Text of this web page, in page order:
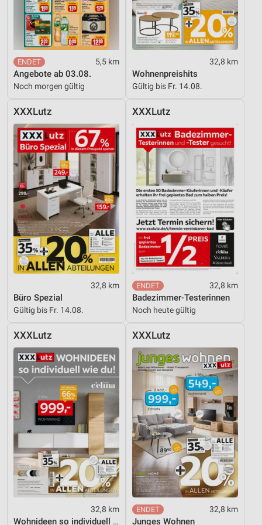
5,5 km
Angebote ab 03.08.
Noch morgen gültig
32,8 km
Wohnenpreishits
Gültig bis Fr. 14.08.
XXXLutz
32,8 km
Büro Spezial
Gültig bis Fr. 14.08.
XXXLutz
32,8 km
Badezimmer-Testerinnen
Noch heute gültig
XXXLutz
32,8 km
Wohnideen so individuell wie du!
XXXLutz
32,8 km
Junges Wohnen
Entwicklung und Verbesserung der Angebote
Verwendung reduzierter Daten zur Auswahl von
Inhalten
IAB-Besonderheiten:
Informationen identifizieren
Nicht-IAB-Verarbeitungszwecke:
Notwendig
Performance
Funktional
Werbung